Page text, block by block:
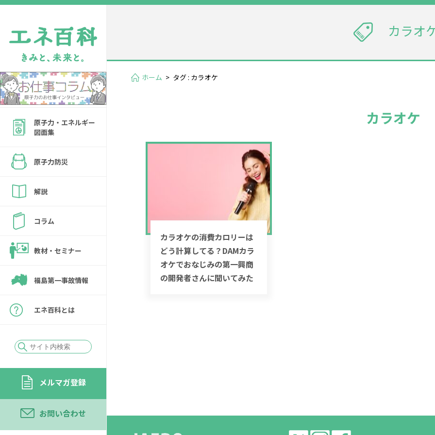
原子力・エネルギー
図面集
原子力防災
解説
コラム
教材・セミナー
福島第一事故情報
エネ百科とは
メルマガ登録
お問い合わせ
カラオ
ホーム > タグ : カラオケ
カラオケ
カラオケの消費カロリーは
どう計算してる？DAMカラ
オケでおなじみの第一興商
の開発者さんに聞いてみた